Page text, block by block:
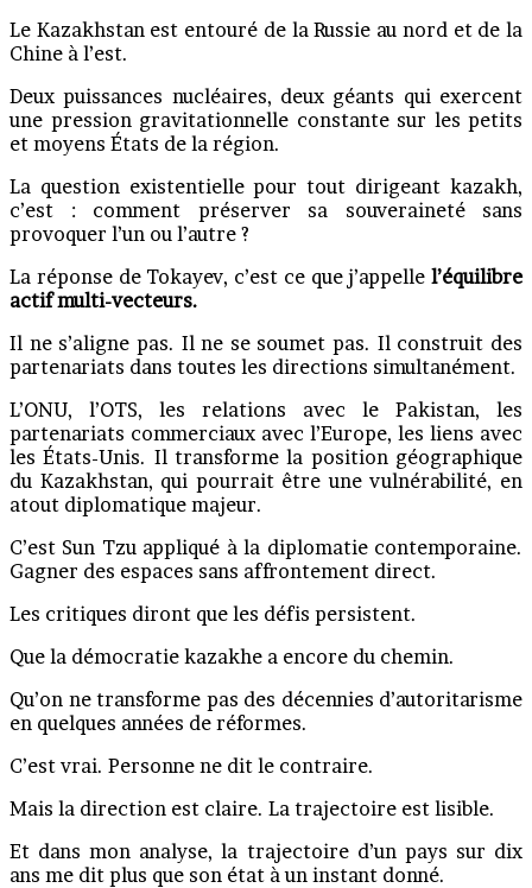
Le Kazakhstan est entouré de la Russie au nord et de la
Chine à l’est.
Deux puissances nucléaires, deux géants qui exercent
une pression gravitationnelle constante sur les petits
et moyens États de la région.
La question existentielle pour tout dirigeant kazakh,
c’est : comment préserver sa souveraineté sans
provoquer l’un ou l’autre ?
La réponse de Tokayev, c’est ce que j’appelle l’équilibre
actif multi-vecteurs.
Il ne s’aligne pas. Il ne se soumet pas. Il construit des
partenariats dans toutes les directions simultanément.
L’ONU, l’OTS, les relations avec le Pakistan, les
partenariats commerciaux avec l’Europe, les liens avec
les États-Unis. Il transforme la position géographique
du Kazakhstan, qui pourrait être une vulnérabilité, en
atout diplomatique majeur.
C’est Sun Tzu appliqué à la diplomatie contemporaine.
Gagner des espaces sans affrontement direct.
Les critiques diront que les défis persistent.
Que la démocratie kazakhe a encore du chemin.
Qu’on ne transforme pas des décennies d’autoritarisme
en quelques années de réformes.
C’est vrai. Personne ne dit le contraire.
Mais la direction est claire. La trajectoire est lisible.
Et dans mon analyse, la trajectoire d’un pays sur dix
ans me dit plus que son état à un instant donné.